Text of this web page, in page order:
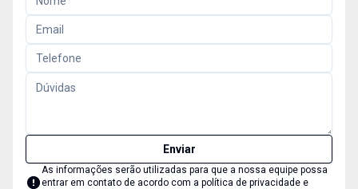
Enviar
As informações serão utilizadas para que a nossa equipe possa
entrar em contato de acordo com a política de privacidade e